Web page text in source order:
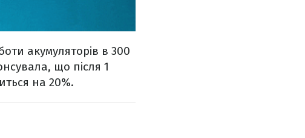
акумуляторів в 300
що після 1
на 20%.